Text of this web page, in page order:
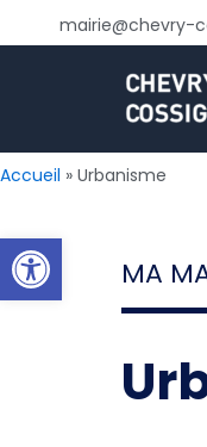
Ouvrir la barre d’outils
au
mairie@chevry-
Accueil Urbanisme
MA